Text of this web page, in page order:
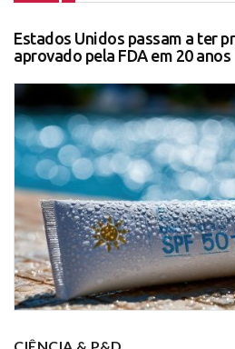
Estados Unidos passam a ter
aprovado pela FDA em 20 anos